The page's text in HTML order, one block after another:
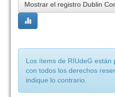
Mostrar el registro Dublin
Los ítems de RIUdeG están
con todos los derechos
indique lo contrario.